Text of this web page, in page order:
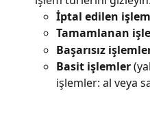
İptal edilen
Tamamlanan
Başarısız
Basit işlemler
işlemler: al veya